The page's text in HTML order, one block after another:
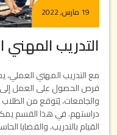
19 مارس, 2022
التدريب المهني
مع التدريب المهني
فرص الحصول على العمل
والجامعات، يُتوقع من الطلاب
دراستهم. في هذا القسم
القيام بالتدريب، والقضايا